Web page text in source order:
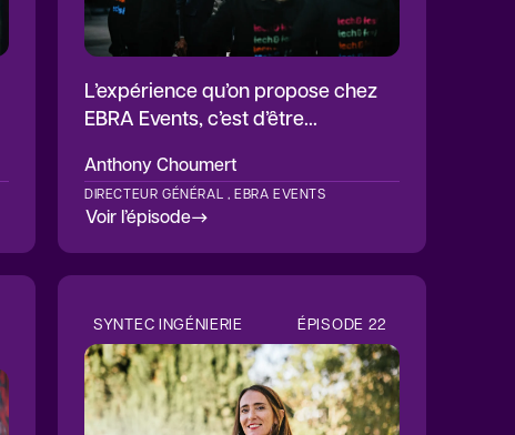
L’expérience qu’on propose chez
EBRA Events, c’est d’être
impacts positifs
AnthonyChoumert
DIRECTEUR GÉNÉRAL , EBRA EVENTS
Voir l’épisode
SYNTEC INGÉNIERIE ÉPISODE 22